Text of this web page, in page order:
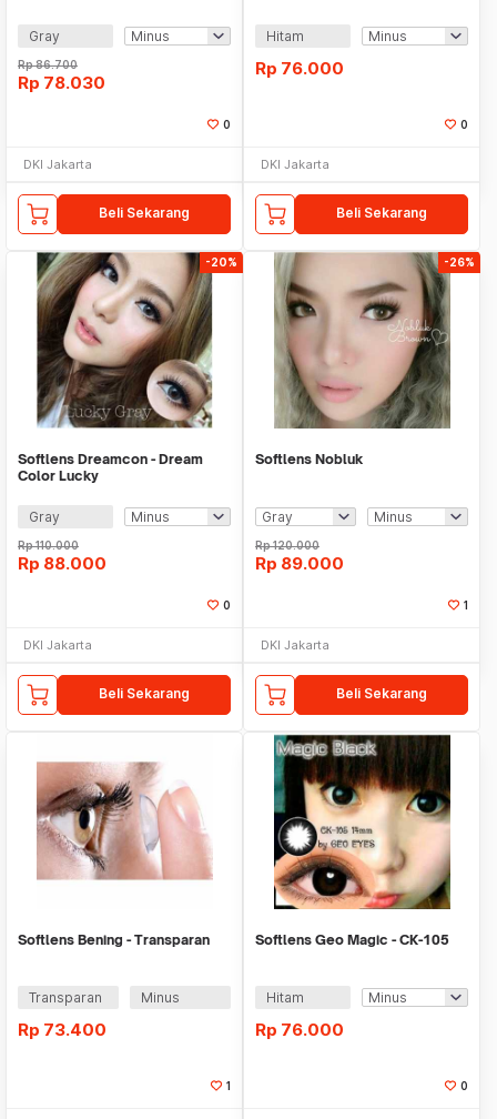
Gray
Rp86.700
Rp 78.030
0
DKI Jakarta
Beli Sekarang
Hitam
Rp 76.000
0
DKI Jakarta
Beli Sekarang
-20%
Softlens Dreamcon - Dream
Color Lucky
Gray
Rp110.000
Rp 88.000
0
DKI Jakarta
Beli Sekarang
-26%
Softlens Nobluk
Rp120.000
Rp 89.000
1
DKI Jakarta
Beli Sekarang
Softlens Bening - Transparan
Transparan Minus
Rp 73.400
1
Softlens Geo Magic - CK-105
Hitam
Rp 76.000
0